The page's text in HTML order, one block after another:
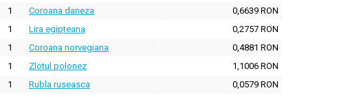
1 Coroana daneza
0,6639 RON
1 Lira egipteana
0,2757 RON
1 Coroana norvegiana
0,4881 RON
1 Zlotul polonez
1,1006 RON
1 Rubla ruseasca
0,0579 RON